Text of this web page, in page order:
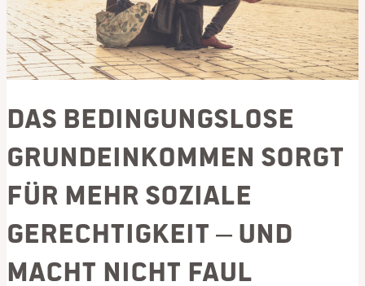
Das Bedingungslose
Grundeinkommen sorgt
für mehr soziale
Gerechtigkeit – und
macht nicht faul